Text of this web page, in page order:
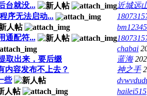
台就没... 近城远
序无法启动...
通配符...
chabai
取出来，要后缀 蓝海
内容发布不上去？ 神之手
些
hailei515